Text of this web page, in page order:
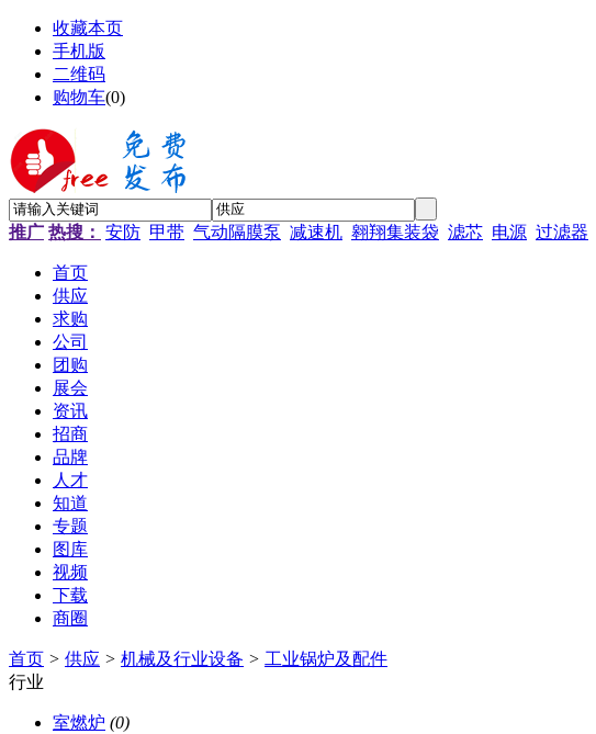
收藏本页
手机版
二维码
购物车(0)
推广 热搜： 安防 甲带 气动隔膜泵 减速机 翱翔集装袋 滤芯 电源 过滤器
首页
供应
求购
公司
团购
展会
资讯
招商
品牌
人才
知道
专题
图库
视频
下载
商圈
首页 > 供应 > 机械及行业设备 > 工业锅炉及配件
行业
室燃炉 (0)